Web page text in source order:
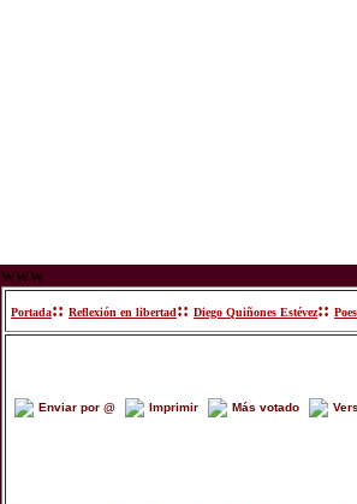
www
Portada:: Reflexión en libertad:: Diego Quiñones Estévez::
Enviar por @ Imprimir Más votado